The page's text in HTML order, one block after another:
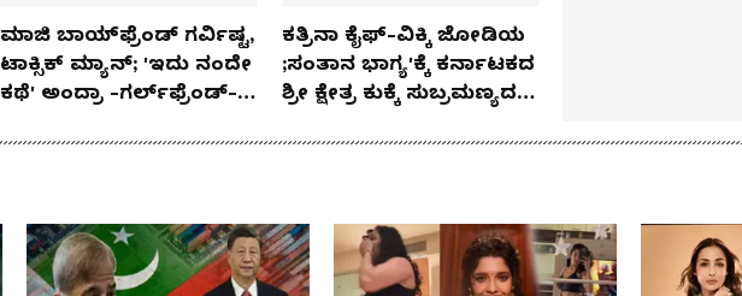
ಮಾಜಿ ಬಾಯ್‌ಫ್ರೆಂಡ್ ಗರ್ವಿಷ್ಟ,
ಟಾಕ್ಸಿಕ್ ಮ್ಯಾನ್; 'ಇದು ನಂದೇ
ಕಥೆ' ಅಂದ್ರಾ -ಗರ್ಲ್‌ಫ್ರೆಂಡ್-
ಕತ್ರಿನಾ ಕೈಫ್-ವಿಕ್ಕಿ ಜೋಡಿಯ
;ಸಂತಾನ ಭಾಗ್ಯ'ಕ್ಕೆ ಕರ್ನಾಟಕದ
ಶ್ರೀ ಕ್ಷೇತ್ರ ಕುಕ್ಕೆ ಸುಬ್ರಮಣ್ಯದ